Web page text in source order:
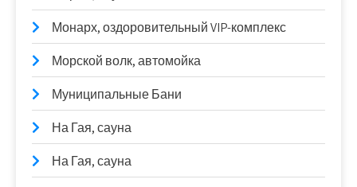
Монарх, оздоровительный VIP-комплекс
Морской волк, автомойка
Муниципальные Бани
На Гая, сауна
На Гая, сауна